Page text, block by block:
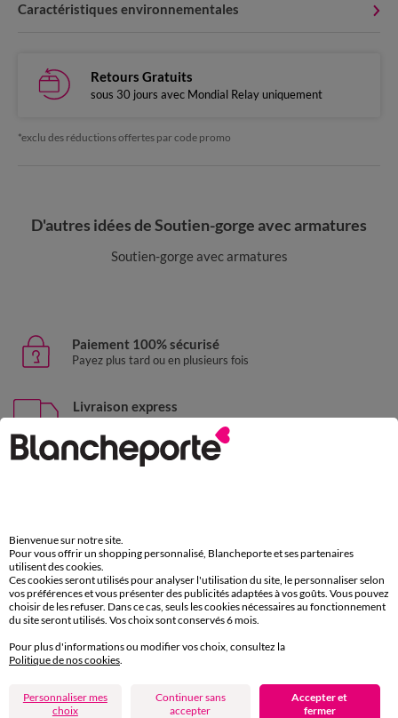
Caractéristiques environnementales
Retours Gratuits
sous 30 jours avec Mondial Relay uniquement
*exclu des réductions offertes par code promo
D'autres idées de Soutien-gorge avec armatures
Soutien-gorge avec armatures
Paiement 100% sécurisé
Payez plus tard ou en plusieurs fois
Livraison express
domicile, relais, consignes automatiques
Retours gratuits
par chat et par téléphone
de 8h00 à 20h00 du lundi au samedi
11€ Offerts
en vous inscrivant à la newsletter
conditions dans votre email de confirmation
Bienvenue sur notre site.
Pour vous offrir un shopping personnalisé, Blancheporte et ses partenaires
utilisent des cookies.
Ces cookies seront utilisés pour analyser l'utilisation du site, le personnaliser selon
vos préférences et vous présenter des publicités adaptées à vos goûts. Vous pouvez
choisir de les refuser. Dans ce cas, seuls les cookies nécessaires au fonctionnement
du site seront utilisés. Vos choix sont conservés 6 mois.
Pour plus d'informations ou modifier vos choix, consultez la
Politique de nos cookies
Personnaliser mes
choix
Continuer sans
accepter
Accepter et
fermer